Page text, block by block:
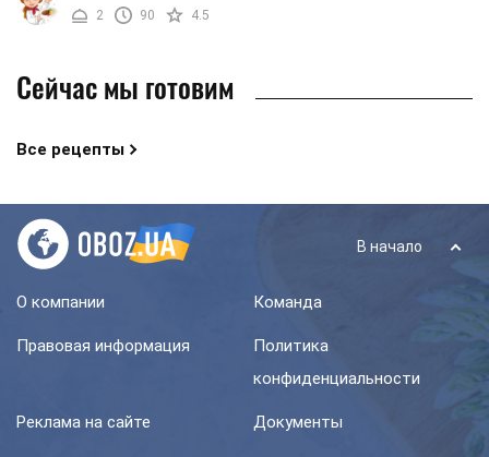
2
90 4.5
Сейчас мы готовим
Все рецепты
В начало
О компании Команда
Правовая информация
Политика
конфиденциальности
Реклама на сайте Документы